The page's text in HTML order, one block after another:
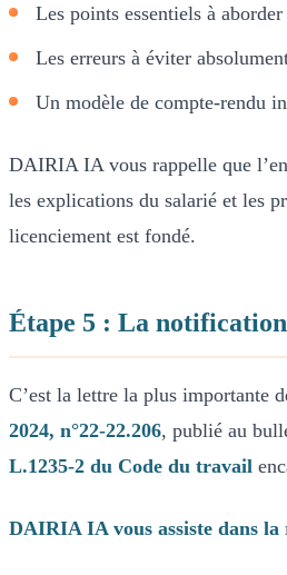
Les points essentiels à
Les erreurs à éviter
Un modèle de compte-rendu
DAIRIA IA vous rappelle que
les explications du salarié et les
licenciement est fondé.
Étape 5 : La
C’est la lettre la plus importante
2024, n°22-22.206, publié au
L.1235-2 du Code du travail
DAIRIA IA vous assiste dans la